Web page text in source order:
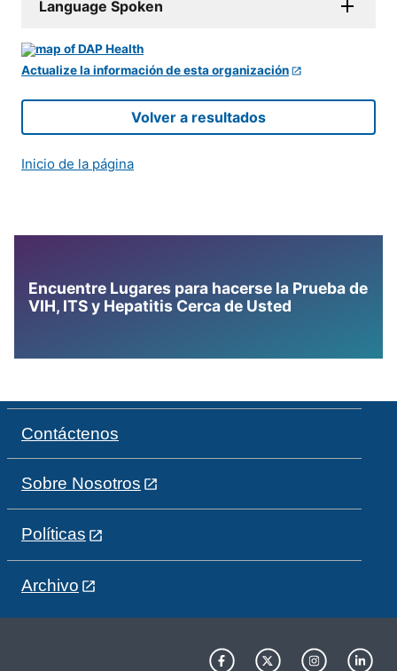
Language Spoken
Actualize la información de esta organización
Volver a resultados
Inicio de la página
Encuentre Lugares para hacerse la Prueba de
VIH, ITS y Hepatitis Cerca de Usted
Contáctenos
Sobre Nosotros
Políticas
Archivo